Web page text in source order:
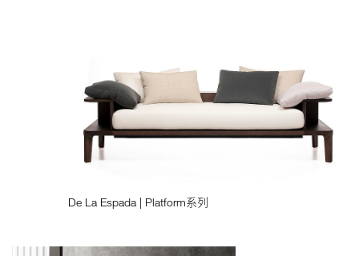
De La Espada | Platform系列